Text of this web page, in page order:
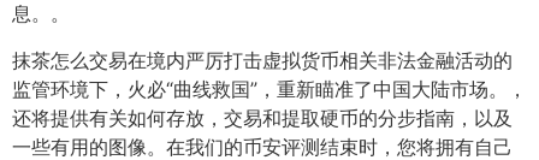
息。。
抹茶怎么交易在境内严厉打击虚拟货币相关非法金融活动的
监管环境下，火必“曲线救国”，重新瞄准了中国大陆市场。，
还将提供有关如何存放，交易和提取硬币的分步指南，以及
一些有用的图像。在我们的币安评测结束时，您将拥有自己